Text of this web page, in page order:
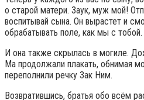
о старой матери. Заук, муж мой!
воспитывай сына. Он вырастет и
обрабатывать поле, как мы с тобой.
И она также скрылась в могиле.
Ма продолжали плакать, обнимая
переполнили речку Зак Ним.
Возвратившись, братья обо всём